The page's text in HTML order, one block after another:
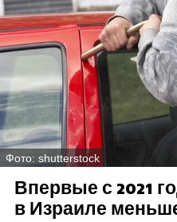
Фото: shutterstock
Впервые с 2021
в Израиле